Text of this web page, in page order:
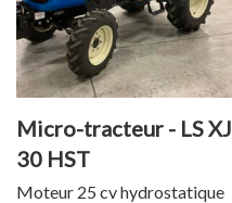
Micro-tracteur - LS XJ
30 HST
Moteur 25 cv hydrostatique